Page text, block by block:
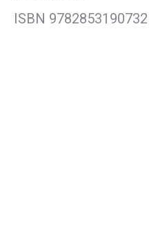
ISBN 9782853190732